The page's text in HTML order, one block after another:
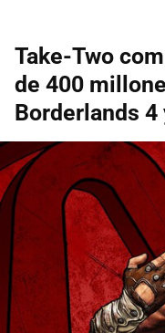
Take-Two
de 400
Borderlands